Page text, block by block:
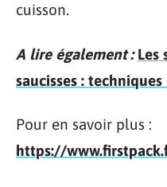
cuisson.
A lire également : Les
saucisses :
Pour en savoir plus :
https://